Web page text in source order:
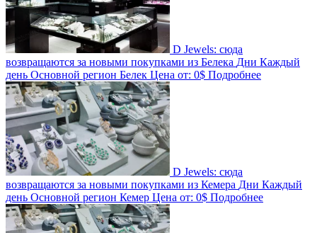
D Jewels: сюда
возвращаются за новыми покупками из Белека Дни Каждый
день Основной регион Белек Цена от: 0$ Подробнее
D Jewels: сюда
возвращаются за новыми покупками из Кемера Дни Каждый
день Основной регион Кемер Цена от: 0$ Подробнее